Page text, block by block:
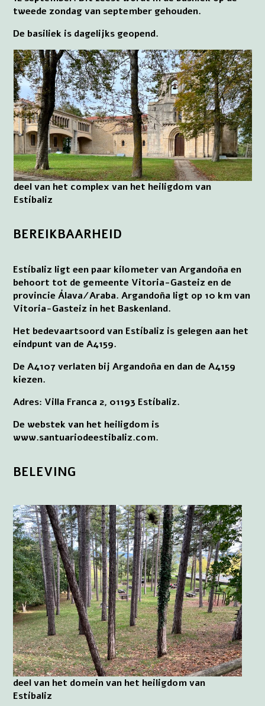
tweede zondag van september gehouden.
De basiliek is dagelijks geopend.
deel van het complex van het heiligdom van
Estíbaliz
BEREIKBAARHEID
Estíbaliz ligt een paar kilometer van Argandoña en
behoort tot de gemeente Vitoria-Gasteiz en de
provincie Álava/Araba. Argandoña ligt op 10 km van
Vitoria-Gasteiz in het Baskenland.
Het bedevaartsoord van Estíbaliz is gelegen aan het
eindpunt van de A4159.
De A4107 verlaten bij Argandoña en dan de A4159
kiezen.
Adres: Villa Franca 2, 01193 Estíbaliz.
De webstek van het heiligdom is
www.santuariodeestibaliz.com.
BELEVING
deel van het domein van het heiligdom van
Estíbaliz